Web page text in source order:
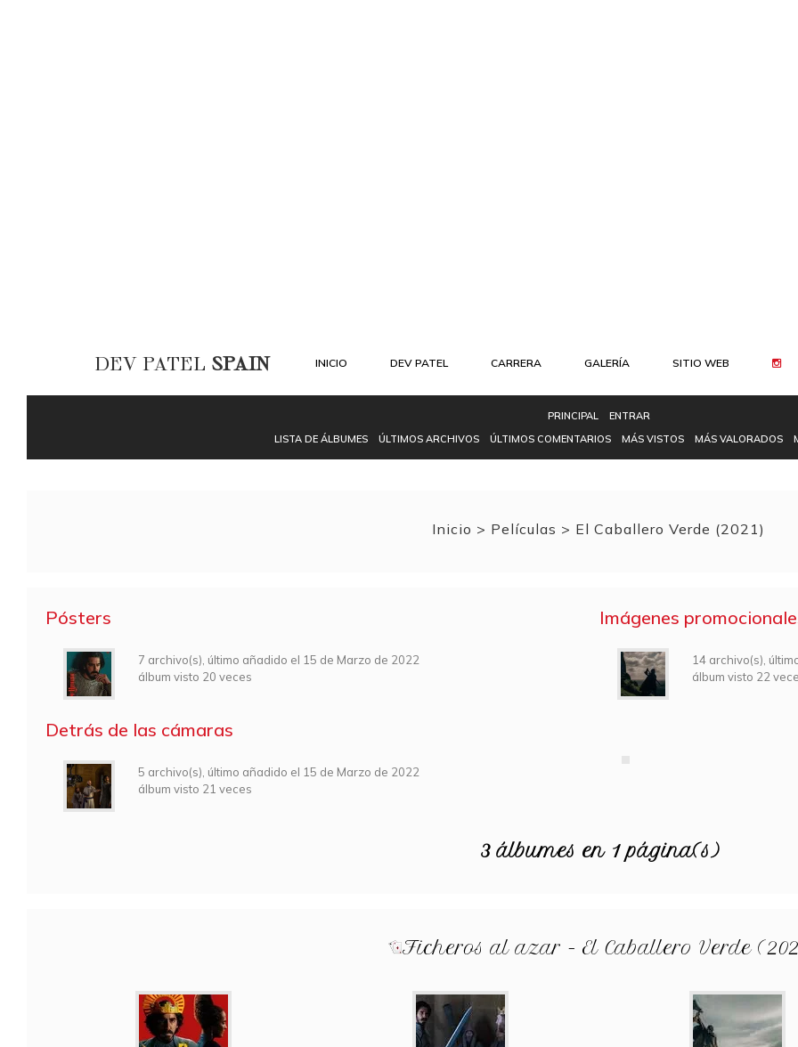
DEV PATEL SPAIN INICIO DEV PATEL CARRERA GALERÍA SITIO WEB
PRINCIPAL
ENTRAR
LISTA DE ÁLBUMES
ÚLTIMOS ARCHIVOS ÚLTIMOS COMENTARIOS MÁS VISTOS MÁS VALORADOS
Inicio > Pelí­culas > El Caballero Verde (2021)
Pósters
7 archivo(s), último añadido el 15 de Marzo de 2022
álbum visto 20 veces
Imágenes
14 archivo(s),
álbum visto 22
Detrás de las cámaras
5 archivo(s), último añadido el 15 de Marzo de 2022
álbum visto 21 veces
3 álbumes en 1 página(s)
Ficheros al azar - El Caballero Verde